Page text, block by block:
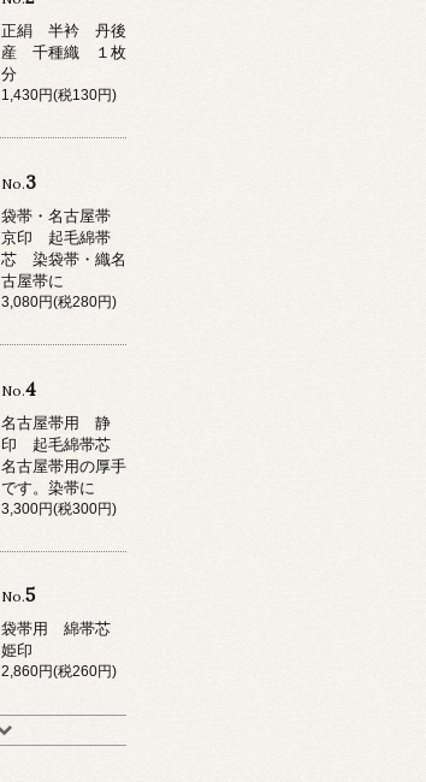
正絹 半衿 丹後
産 千種織 １枚
分
1,430円(税130円)
No.3
袋帯・名古屋帯
京印 起毛綿帯
芯 染袋帯・織名
古屋帯に
3,080円(税280円)
No.4
名古屋帯用 静
印 起毛綿帯芯
名古屋帯用の厚手
です。染帯に
3,300円(税300円)
No.5
袋帯用 綿帯芯
姫印
2,860円(税260円)